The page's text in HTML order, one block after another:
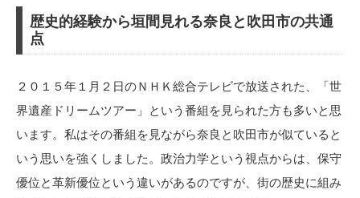
歴史的経験から垣間見れる奈良と吹田市の共通
点
２０１５年１月２日のＮＨＫ総合テレビで放送された、「世
界遺産ドリームツアー」という番組を見られた方も多いと思
います。私はその番組を見ながら奈良と吹田市が似ていると
いう思いを強くしました。政治力学という視点からは、保守
優位と革新優位という違いがあるのですが、街の歴史に組み